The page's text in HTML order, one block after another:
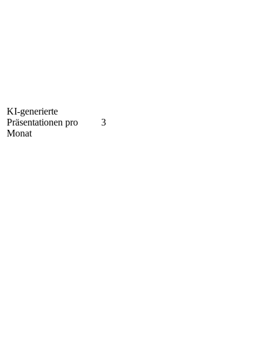
KI-generierte
Präsentationen pro
Monat
3